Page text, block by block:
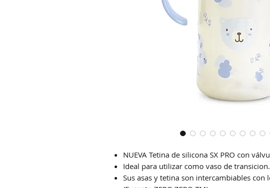
NUEVA Tetina de silicona SX PRO con
Ideal para utilizar como vaso de transicion.
Sus asas y tetina son intercambiables con